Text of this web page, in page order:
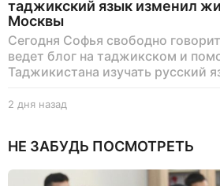
таджикский язык изменил
Москвы
Сегодня Софья свободно
ведет блог на таджикском и
Таджикистана изучать русский
2 дня назад
я
а
НЕ ЗАБУДЬ ПОСМОТРЕТЬ